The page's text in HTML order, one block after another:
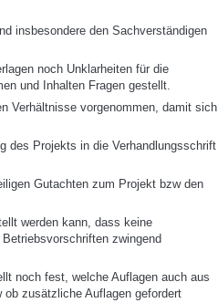
insbesondere den Sachverständigen
noch Unklarheiten für die
und Inhalten Fragen gestellt.
Verhältnisse vorgenommen, damit sich
des Projekts in die Verhandlungsschrift
Gutachten zum Projekt bzw den
werden kann, dass keine
zwingend
noch fest, welche Auflagen auch aus
zusätzliche Auflagen gefordert